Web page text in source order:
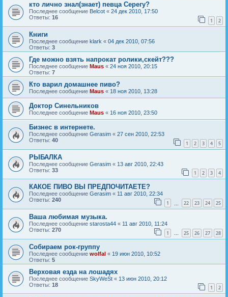
кто лично знал(знает) певца Серегу?
Последнее сообщение Belcot « 24 дек 2010, 17:50
Ответы: 16 1 2
Книги
Последнее сообщение klark « 04 дек 2010, 07:56
Ответы: 3
Где можно взять напрокат ролики,скейт???
Последнее сообщение Maus « 24 ноя 2010, 20:15
Ответы: 7
Кто варил домашнее пиво?
Последнее сообщение Maus « 18 ноя 2010, 13:28
Доктор Синельников
Последнее сообщение Maus « 16 ноя 2010, 23:50
Бизнес в интернете.
Последнее сообщение Gerasim « 27 сен 2010, 22:53
Ответы: 40 1 2 3 4 5
РЫБАЛКА
Последнее сообщение Gerasim « 13 авг 2010, 22:43
Ответы: 33 1 2 3 4
КАКОЕ ПИВО ВЫ ПРЕДПОЧИТАЕТЕ?
Последнее сообщение Gerasim « 11 авг 2010, 22:34
Ответы: 240 1 22 23 24 25
Ваша любимая музыка.
Последнее сообщение starosta44 « 11 авг 2010, 11:24
Ответы: 270 1 … 25 26 27 28
Собираем рок-группу
Последнее сообщение wolfal « 19 июн 2010, 10:52
Ответы: 5
Верховая езда на лошадях
Последнее сообщение SkyWeSt « 13 июн 2010, 20:12
Ответы: 18 1 2